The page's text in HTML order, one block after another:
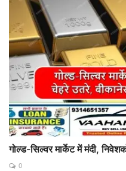
गोल्ड-सिल्वर मार्केट में मंदी,
0